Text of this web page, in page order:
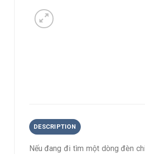
DESCRIPTION
Nếu đang đi tìm một dòng đèn